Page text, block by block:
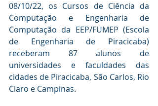
08/10/22, os Cursos de Ciência da
Computação e Engenharia de
Computação da EEP/FUMEP (Escola
de Engenharia de Piracicaba)
receberam 87 alunos de
universidades e faculdades das
cidades de Piracicaba, São Carlos, Rio
Claro e Campinas.